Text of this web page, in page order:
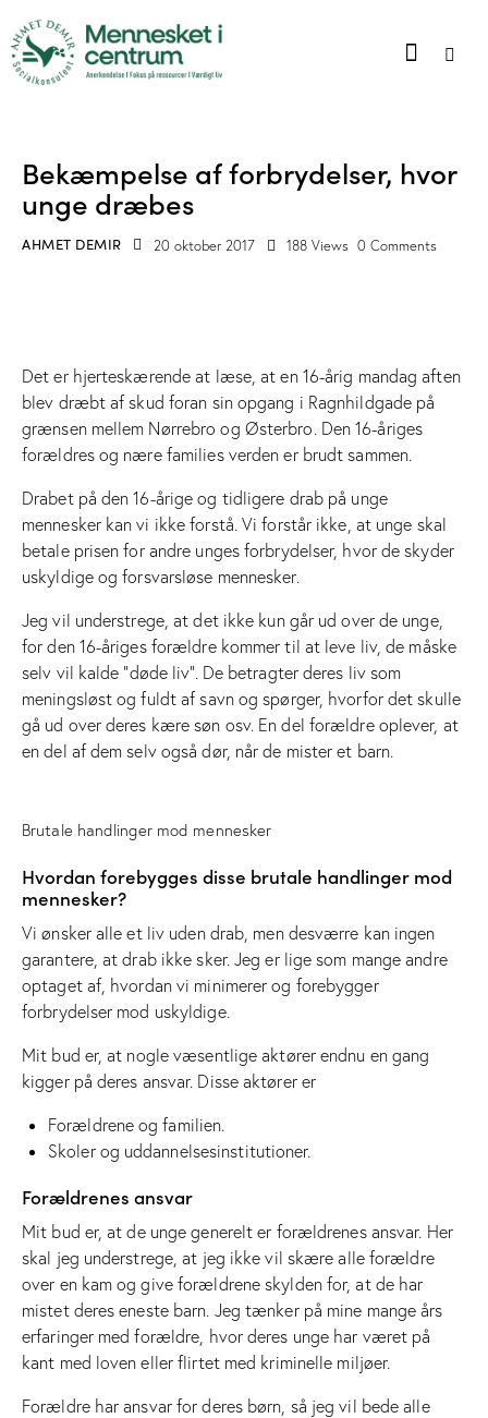
Bekæmpelse af forbrydelser, hvor
unge dræbes
AHMET DEMIR 20 oktober 2017 188 Views 0 Comments
Det er hjerteskærende at læse, at en 16-årig mandag aften
blev dræbt af skud foran sin opgang i Ragnhildgade på
grænsen mellem Nørrebro og Østerbro. Den 16-åriges
forældres og nære families verden er brudt sammen.
Drabet på den 16-årige og tidligere drab på unge
mennesker kan vi ikke forstå. Vi forstår ikke, at unge skal
betale prisen for andre unges forbrydelser, hvor de skyder
uskyldige og forsvarsløse mennesker.
Jeg vil understrege, at det ikke kun går ud over de unge,
for den 16-åriges forældre kommer til at leve liv, de måske
selv vil kalde ”døde liv”. De betragter deres liv som
meningsløst og fuldt af savn og spørger, hvorfor det skulle
gå ud over deres kære søn osv. En del forældre oplever, at
en del af dem selv også dør, når de mister et barn.
Brutale handlinger mod mennesker
Hvordan forebygges disse brutale handlinger mod
mennesker?
Vi ønsker alle et liv uden drab, men desværre kan ingen
garantere, at drab ikke sker. Jeg er lige som mange andre
optaget af, hvordan vi minimerer og forebygger
forbrydelser mod uskyldige.
Mit bud er, at nogle væsentlige aktører endnu en gang
kigger på deres ansvar. Disse aktører er
Forældrene og familien.
Skoler og uddannelsesinstitutioner.
Forældrenes ansvar
Mit bud er, at de unge generelt er forældrenes ansvar. Her
skal jeg understrege, at jeg ikke vil skære alle forældre
over en kam og give forældrene skylden for, at de har
mistet deres eneste barn. Jeg tænker på mine mange års
erfaringer med forældre, hvor deres unge har været på
kant med loven eller flirtet med kriminelle miljøer.
Forældre har ansvar for deres børn, så jeg vil bede alle